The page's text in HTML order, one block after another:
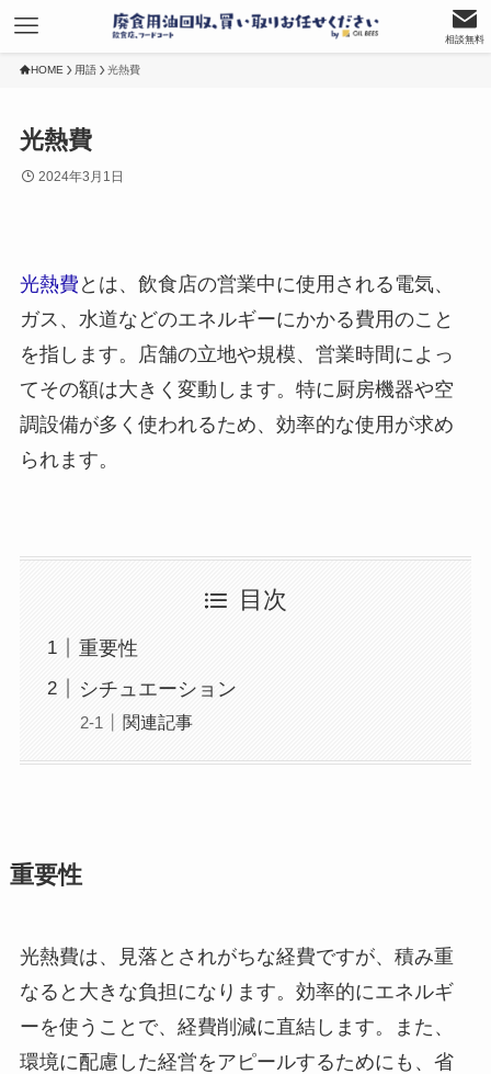
相談無料
HOME 用語 光熱費
光熱費
2024年3月1日
光熱費 とは、飲食店の営業中に使用される電気、
ガス、水道などのエネルギーにかかる費用のこと
を指します。店舗の立地や規模、営業時間によっ
てその額は大きく変動します。特に厨房機器や空
調設備が多く使われるため、効率的な使用が求め
られます。
目次
重要性
シチュエーション
関連記事
重要性
光熱費は、見落とされがちな経費ですが、積み重
なると大きな負担になります。効率的にエネルギ
ーを使うことで、経費削減に直結します。また、
環境に配慮した経営をアピールするためにも、省